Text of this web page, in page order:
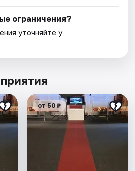
ограничения?
уточняйте у
от 50 ₽